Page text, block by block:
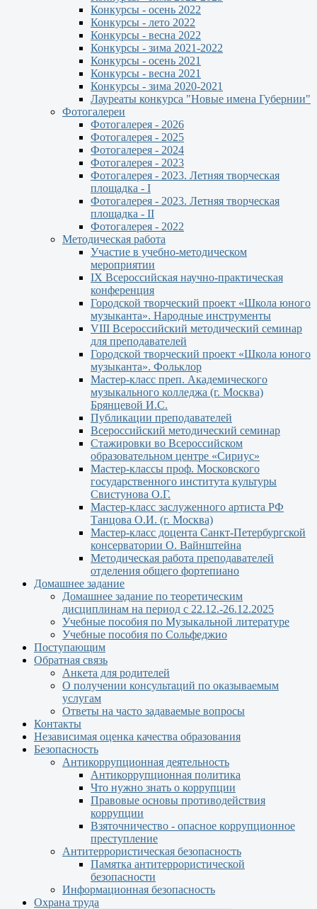
Конкурсы - осень 2022
Конкурсы - лето 2022
Конкурсы - весна 2022
Конкурсы - зима 2021-2022
Конкурсы - осень 2021
Конкурсы - весна 2021
Конкурсы - зима 2020-2021
Лауреаты конкурса "Новые имена Губернии"
Фотогалереи
Фотогалерея - 2026
Фотогалерея - 2025
Фотогалерея - 2024
Фотогалерея - 2023
Фотогалерея - 2023. Летняя творческая
площадка - I
Фотогалерея - 2023. Летняя творческая
площадка - II
Фотогалерея - 2022
Методическая работа
Участие в учебно-методическом
мероприятии
IX Всероссийская научно-практическая
конференция
Городской творческий проект «Школа юного
музыканта». Народные инструменты
VIII Всероссийский методический семинар
для преподавателей
Городской творческий проект «Школа юного
музыканта». Фольклор
Мастер-класс преп. Академического
музыкального колледжа (г. Москва)
Брянцевой И.С.
Публикации преподавателей
Всероссийский методический семинар
Стажировки во Всероссийском
образовательном центре «Сириус»
Мастер-классы проф. Московского
государственного института культуры
Свистунова О.Г.
Мастер-класс заслуженного артиста РФ
Танцова О.И. (г. Москва)
Мастер-класс доцента Санкт-Петербургской
консерватории О. Вайнштейна
Методическая работа преподавателей
отделения общего фортепиано
Домашнее задание
Домашнее задание по теоретическим
дисциплинам на период с 22.12.-26.12.2025
Учебные пособия по Музыкальной литературе
Учебные пособия по Сольфеджио
Поступающим
Обратная связь
Анкета для родителей
О получении консультаций по оказываемым
услугам
Ответы на часто задаваемые вопросы
Контакты
Независимая оценка качества образования
Безопасность
Антикоррупционная деятельность
Антикоррупционная политика
Что нужно знать о коррупции
Правовые основы противодействия
коррупции
Взяточничество - опасное коррупционное
преступление
Антитеррористическая безопасность
Памятка антитеррористической
безопасности
Информационная безопасность
Охрана труда